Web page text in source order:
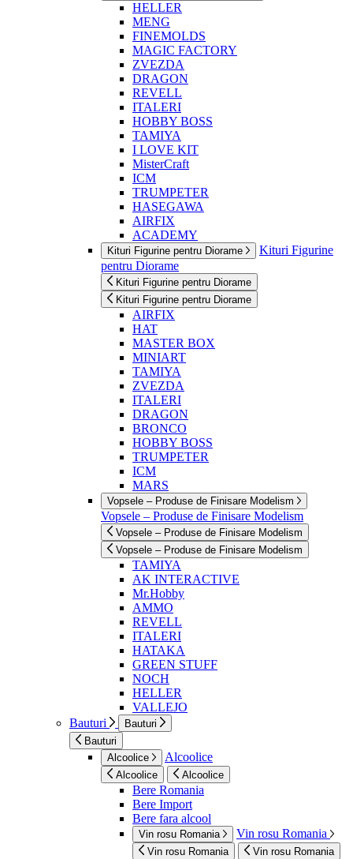
HELLER
MENG
FINEMOLDS
MAGIC FACTORY
ZVEZDA
DRAGON
REVELL
ITALERI
HOBBY BOSS
TAMIYA
I LOVE KIT
MisterCraft
ICM
TRUMPETER
HASEGAWA
AIRFIX
ACADEMY
Kituri Figurine pentru Diorame
Kituri Figurine
pentru Diorame
Kituri Figurine pentru Diorame
Kituri Figurine pentru Diorame
AIRFIX
HAT
MASTER BOX
MINIART
TAMIYA
ZVEZDA
ITALERI
DRAGON
BRONCO
HOBBY BOSS
TRUMPETER
ICM
MARS
Vopsele – Produse de Finisare Modelism
Vopsele – Produse de Finisare Modelism
Vopsele – Produse de Finisare Modelism
Vopsele – Produse de Finisare Modelism
TAMIYA
AK INTERACTIVE
Mr.Hobby
AMMO
REVELL
ITALERI
HATAKA
GREEN STUFF
NOCH
HELLER
VALLEJO
Bauturi
Bauturi
Bauturi
Alcoolice
Alcoolice
Alcoolice Alcoolice
Bere Romania
Bere Import
Bere fara alcool
Vin rosu Romania Vin rosu Romania
Vin rosu Romania Vin rosu Romania